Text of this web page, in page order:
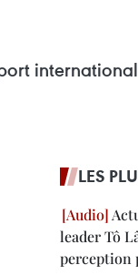
LES
leader Tô
perception